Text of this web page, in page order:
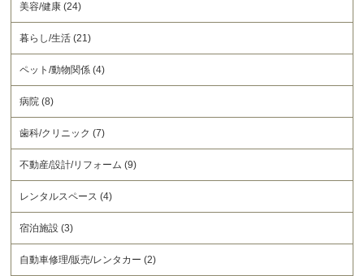
美容/健康 (24)
暮らし/生活 (21)
ペット/動物関係 (4)
病院 (8)
歯科/クリニック (7)
不動産/設計/リフォーム (9)
レンタルスペース (4)
宿泊施設 (3)
自動車修理/販売/レンタカー (2)